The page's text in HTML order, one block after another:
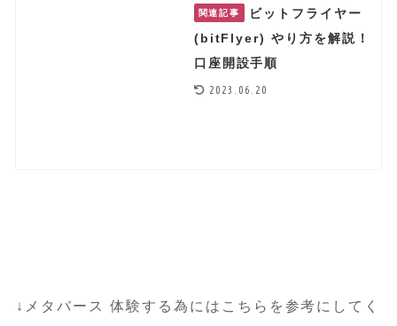
関連記事
ビットフライヤー
(bitFlyer) やり方を解説！
口座開設手順
2023.06.20
↓メタバース 体験する為にはこちらを参考にしてく